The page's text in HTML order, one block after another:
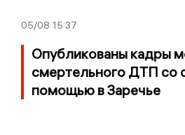
05/08 15:37
Опубликованы кадры
смертельного ДТП со
помощью в Заречье